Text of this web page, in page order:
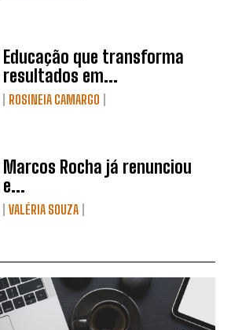
Educação que transforma
resultados em...
ROSINEIA CAMARGO
Marcos Rocha já renunciou
e...
VALÉRIA SOUZA